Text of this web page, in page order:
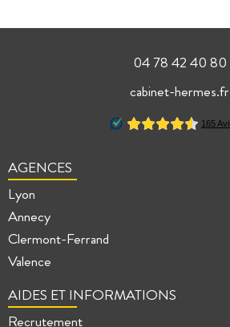
04 78 42 40 80
cabinet-hermes.fr
AGENCES
Lyon
Annecy
Clermont-Ferrand
Valence
AIDES ET INFORMATIONS
Recrutement